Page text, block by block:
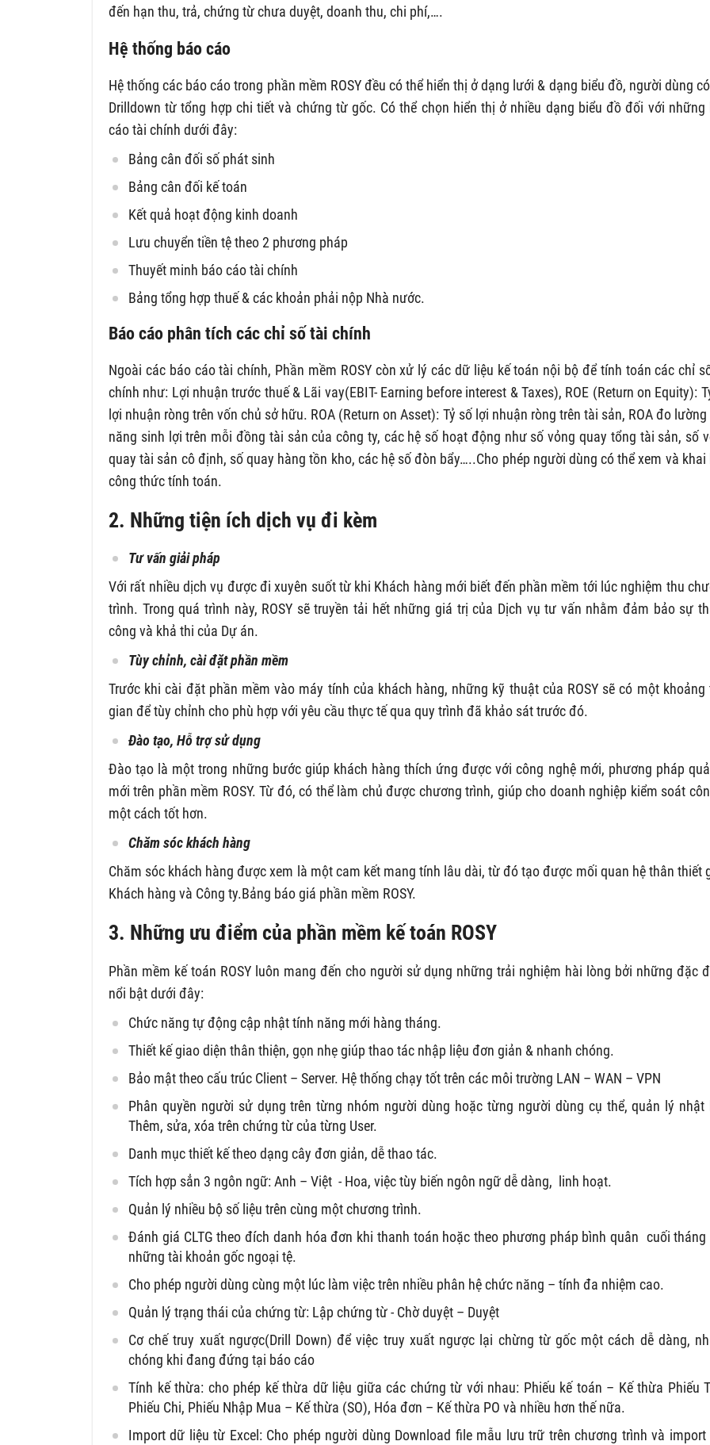
đến hạn thu, trả, chứng từ chưa duyệt, doanh thu, chi phí,….
Hệ thống báo cáo
Hệ thống các báo cáo trong phần mềm ROSY đều có thể hiển thị ở dạng lưới & dạng biểu đồ, người dùng
Drilldown từ tổng hợp chi tiết và chứng từ gốc. Có thể chọn hiển thị ở nhiều dạng biểu đồ đối với những
cáo tài chính dưới đây:
Bảng cân đối số phát sinh
Bảng cân đối kế toán
Kết quả hoạt động kinh doanh
Lưu chuyển tiền tệ theo 2 phương pháp
Thuyết minh báo cáo tài chính
Bảng tổng hợp thuế & các khoản phải nộp Nhà nước.
Báo cáo phân tích các chỉ số tài chính
Ngoài các báo cáo tài chính, Phần mềm ROSY còn xử lý các dữ liệu kế toán nội bộ để tính toán các chỉ
chính như: Lợi nhuận trước thuế & Lãi vay(EBIT- Earning before interest & Taxes), ROE (Return on Equity):
lợi nhuận ròng trên vốn chủ sở hữu. ROA (Return on Asset): Tỷ số lợi nhuận ròng trên tài sản, ROA đo lường
năng sinh lợi trên mỗi đồng tài sản của công ty, các hệ số hoạt động như số vỏng quay tổng tài sản, số
quay tài sản cô định, số quay hàng tồn kho, các hệ số đòn bẩy…..Cho phép người dùng có thể xem và khai
công thức tính toán.
2. Những tiện ích dịch vụ đi kèm
Tư vấn giải pháp
Với rất nhiều dịch vụ được đi xuyên suốt từ khi Khách hàng mới biết đến phần mềm tới lúc nghiệm thu
trình. Trong quá trình này, ROSY sẽ truyền tải hết những giá trị của Dịch vụ tư vấn nhằm đảm bảo sự
công và khả thi của Dự án.
Tùy chỉnh, cài đặt phần mềm
Trước khi cài đặt phần mềm vào máy tính của khách hàng, những kỹ thuật của ROSY sẽ có một khoảng
gian để tùy chỉnh cho phù hợp với yêu cầu thực tế qua quy trình đã khảo sát trước đó.
Đào tạo, Hỗ trợ sử dụng
Đào tạo là một trong những bước giúp khách hàng thích ứng được với công nghệ mới, phương pháp
mới trên phần mềm ROSY. Từ đó, có thể làm chủ được chương trình, giúp cho doanh nghiệp kiểm soát
một cách tốt hơn.
Chăm sóc khách hàng
Chăm sóc khách hàng được xem là một cam kết mang tính lâu dài, từ đó tạo được mối quan hệ thân thiết
Khách hàng và Công ty.Bảng báo giá phần mềm ROSY.
3. Những ưu điểm của phần mềm kế toán ROSY
Phần mềm kế toán ROSY luôn mang đến cho người sử dụng những trải nghiệm hài lòng bởi những đặc
nổi bật dưới đây:
Chức năng tự động cập nhật tính năng mới hàng tháng.
Thiết kế giao diện thân thiện, gọn nhẹ giúp thao tác nhập liệu đơn giản & nhanh chóng.
Bảo mật theo cấu trúc Client – Server. Hệ thống chạy tốt trên các môi trường LAN – WAN – VPN
Phân quyền người sử dụng trên từng nhóm người dùng hoặc từng người dùng cụ thể, quản lý nhật
Thêm, sửa, xóa trên chứng từ của từng User.
Danh mục thiết kế theo dạng cây đơn giản, dễ thao tác.
Tích hợp sẳn 3 ngôn ngữ: Anh – Việt - Hoa, việc tùy biến ngôn ngữ dễ dàng, linh hoạt.
Quản lý nhiều bộ số liệu trên cùng một chương trình.
Đánh giá CLTG theo đích danh hóa đơn khi thanh toán hoặc theo phương pháp bình quân cuối tháng
những tài khoản gốc ngoại tệ.
Cho phép người dùng cùng một lúc làm việc trên nhiều phân hệ chức năng – tính đa nhiệm cao.
Quản lý trạng thái của chứng từ: Lập chứng từ - Chờ duyệt – Duyệt
Cơ chế truy xuất ngược(Drill Down) để việc truy xuất ngược lại chừng từ gốc một cách dễ dàng,
chóng khi đang đứng tại báo cáo
Tính kế thừa: cho phép kế thừa dữ liệu giữa các chứng từ với nhau: Phiếu kế toán – Kế thừa Phiếu
Phiếu Chi, Phiếu Nhập Mua – Kế thừa (SO), Hóa đơn – Kế thừa PO và nhiều hơn thế nữa.
Import dữ liệu từ Excel: Cho phép người dùng Download file mẫu lưu trữ trên chương trình và import